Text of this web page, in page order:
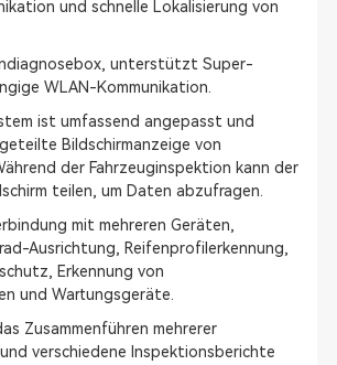
und schnelle Lokalisierung von
unterstützt Super-
WLAN-Kommunikation.
ist umfassend angepasst und
Bildschirmanzeige von
der Fahrzeuginspektion kann der
teilen, um Daten abzufragen.
mit mehreren Geräten,
Ausrichtung, Reifenprofilerkennung,
Erkennung von
und Wartungsgeräte.
Zusammenführen mehrerer
verschiedene Inspektionsberichte